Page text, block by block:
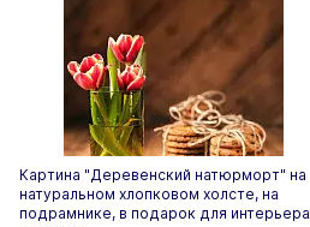
Картина "Деревенский натюрморт" на
натуральном хлопковом холсте, на
подрамнике, в подарок для интерьера